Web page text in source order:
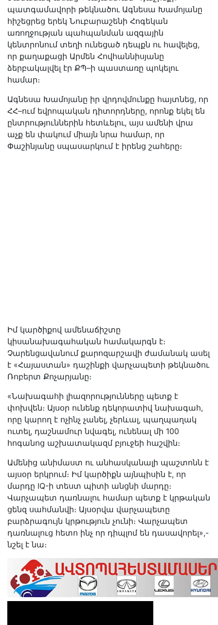
պատգամավորի թեկնածու Ագնեսա Խամոյանը
հիշեցրեց երեկ Նուբարաշենի Հոգեկան
առողջության պահպանման ազգային
կենտրոնում տեղի ունեցած դեպքն ու հավելեց,
որ քաղաքացի Արմեն Հովհաննիսյանը
ձերբակալվել էր ՔՊ–ի պաստառը պոկելու
համար։
Ագնեսա Խամոյանը իր վրդովմունքը հայտնեց, որ
ՀՀ–ում եվրոպական դիտորդները, որոնք եկել են
ընտրություններին հետևելու, այս ամենի վրա
աչք են փակում միայն նրա համար, որ
Փաշինյանը սպասարկում է իրենց շահերը։
Իմ կարծիքով ամենաճիշտը
կիսանախագահական համակարգն է։
Չարենցավանում քարոզարշավի ժամանակ ասել
է «Հայաստան» դաշինքի վարչապետի թեկնածու
Ռոբերտ Քոչարյանը։
«Նախագահի լիազորությունները պետք է
փոխվեն։ Այսօր ունենք դեկորատիվ նախագահ,
որը կարող է ոչինչ չանել, չերևալ, պաղպաղակ
ուտել, դաշնամուր նվագել, ունենալ մի 100
հոգանոց աշխատակազմ բյուջեի հաշվին։
Ամենից անիմաստ ու անհասկանալի պաշտոնն է
այսօր երկրում։ Իմ կարծիքն այնպիսին է, որ
մարդը IQ-ի տեստ պիտի անցնի մարդը։
Վարչապետ դառնալու համար պետք է կրթական
ցենզ սահմանվի։ Այսօրվա վարչապետը
բարձրագույն կրթություն չունի։ Վարչապետ
դառնալուց հետո ինչ որ դիպլոմ են դասավորել»,-
նշել է նա։